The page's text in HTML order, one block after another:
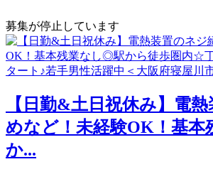
募集が停止しています
【日勤&土日祝休み】電
めなど！未経験OK！基
か...